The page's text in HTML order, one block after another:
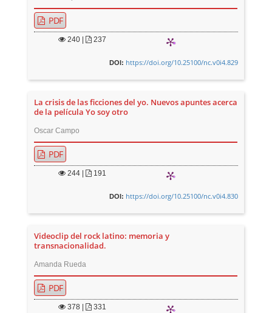
PDF
240 237
DOI: https://doi.org/10.25100/nc.v0i4.829
La crisis de las ficciones del yo. Nuevos apuntes acerca
de la película Yo soy otro
Oscar Campo
PDF
244 191
DOI: https://doi.org/10.25100/nc.v0i4.830
Videoclip del rock latino: memoria y
transnacionalidad.
Amanda Rueda
PDF
378 331